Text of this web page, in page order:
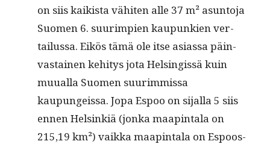
on siis kaik­ista vähiten alle 37 m² asun­to­ja
Suomen 6. suurimpi­en kaupunkien ver­
tailus­sa. Eikös tämä ole itse asi­as­sa päin­
vas­tainen kehi­tys jota Helsingis­sä kuin
muual­la Suomen suurim­mis­sa
kaupungeis­sa. Jopa Espoo on sijal­la 5 siis
ennen Helsinkiä (jon­ka maap­in­ta­la on
215,19 km²) vaik­ka maap­in­ta­la on Espoos­